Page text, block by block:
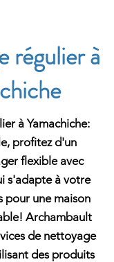
régulier à
à Yamachiche:
profitez d'un
flexible avec
s'adapte à votre
pour une maison
Archambault
de nettoyage
des produits